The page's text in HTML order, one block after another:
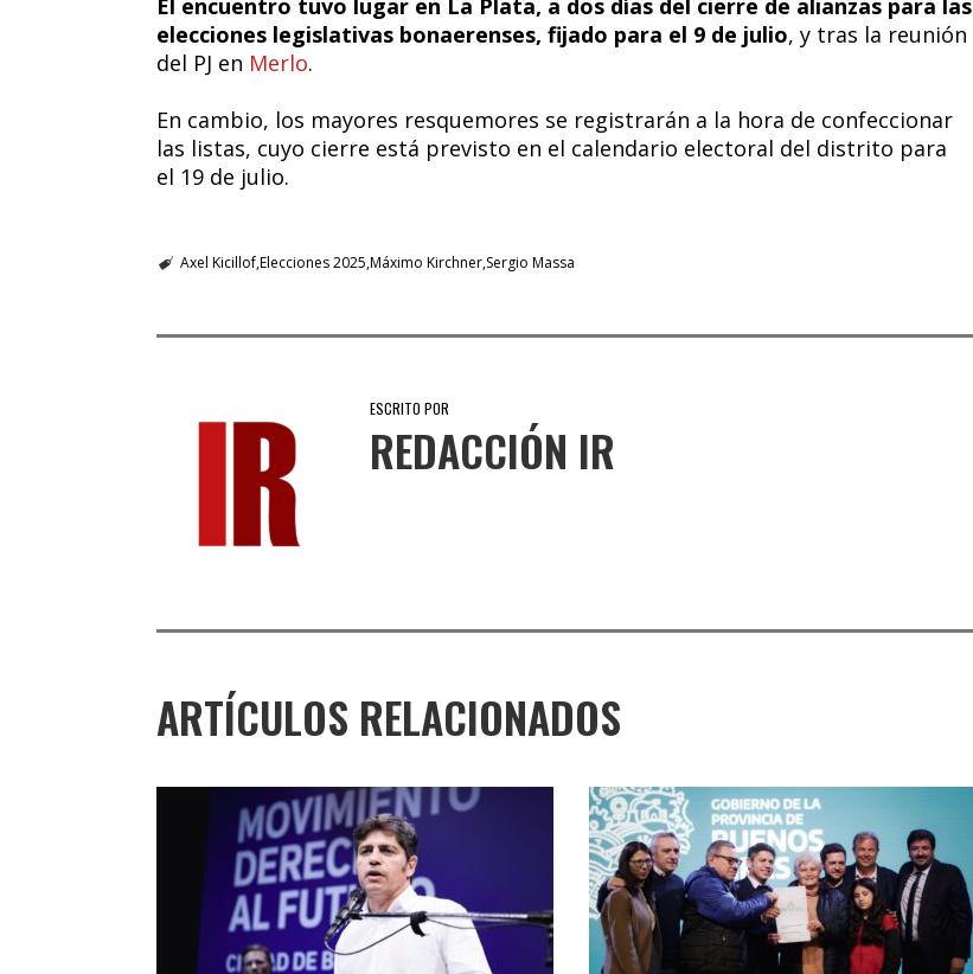
elecciones legislativas bonaerenses, fijado para el 9 de julio, y tras la reunión
del PJ en Merlo.
En cambio, los mayores resquemores se registrarán a la hora de confeccionar
las listas, cuyo cierre está previsto en el calendario electoral del distrito para
el 19 de julio.
Axel KicillofElecciones 2025 Máximo KirchnerSergio Massa
ESCRITO POR
REDACCIÓN IR
ARTÍCULOS RELACIONADOS